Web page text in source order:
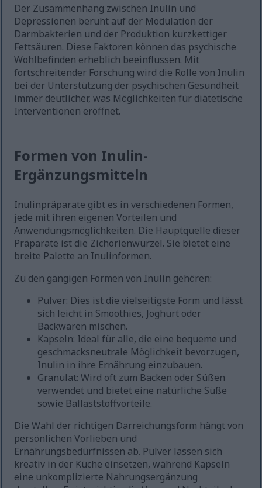
Der Zusammenhang zwischen Inulin und
Depressionen beruht auf der Modulation der
Darmbakterien und der Produktion kurzkettiger
Fettsäuren. Diese Faktoren können das psychische
Wohlbefinden erheblich beeinflussen. Mit
fortschreitender Forschung wird die Rolle von Inulin
bei der Unterstützung der psychischen Gesundheit
immer deutlicher, was Möglichkeiten für diätetische
Interventionen eröffnet.
Formen von Inulin-
Ergänzungsmitteln
Inulinpräparate gibt es in verschiedenen Formen,
jede mit ihren eigenen Vorteilen und
Anwendungsmöglichkeiten. Die Hauptquelle dieser
Präparate ist die Zichorienwurzel. Sie bietet eine
breite Palette an Inulinformen.
Zu den gängigen Formen von Inulin gehören:
Pulver: Dies ist die vielseitigste Form und lässt
sich leicht in Smoothies, Joghurt oder
Backwaren mischen.
Kapseln: Ideal für alle, die eine bequeme und
geschmacksneutrale Möglichkeit bevorzugen,
Inulin in ihre Ernährung einzubauen.
Granulat: Wird oft zum Backen oder Süßen
verwendet und bietet eine natürliche Süße
sowie Ballaststoffvorteile.
Die Wahl der richtigen Darreichungsform hängt von
persönlichen Vorlieben und
Ernährungsbedürfnissen ab. Pulver lassen sich
kreativ in der Küche einsetzen, während Kapseln
eine unkomplizierte Nahrungsergänzung